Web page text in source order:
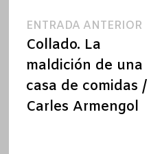
Navegación
de
entradas
ENTRADA ANTERIOR
Collado. La
maldición de una
casa de comidas /
Carles Armengol